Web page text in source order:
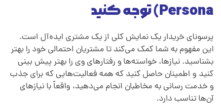
Persona) توجه کنید
پرسونای خریدار یک نمایش کلی از یک مشتری ایده‌آل است.
این مفهوم به شما کمک می‌کند تا مشتریان احتمالی خود را بهتر
بشناسید. نیازها، خواسته‌ها و رفتارهای وی را بهتر پیش بینی
کنید و اطمینان حاصل کنید که همه فعالیت‌هایی که برای جذب
و خدمت رسانی به مخاطبان انجام می‌دهید، واقعاً با نیازهای
آن‌ها تناسب دارد.